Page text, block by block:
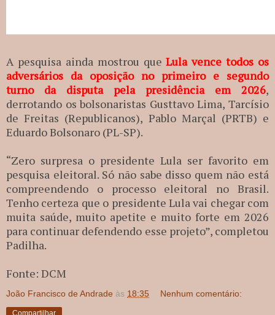
A pesquisa ainda mostrou queLula vence todos os
adversários da oposição no primeiro e segundo
turno da disputa pela presidência em 2026,
derrotando os bolsonaristas Gusttavo Lima, Tarcísio
de Freitas (Republicanos), Pablo Marçal (PRTB) e
Eduardo Bolsonaro (PL-SP).
“Zero surpresa o presidente Lula ser favorito em
pesquisa eleitoral. Só não sabe disso quem não está
compreendendo o processo eleitoral no Brasil.
Tenho certeza que o presidente Lula vai chegar com
muita saúde, muito apetite e muito forte em 2026
para continuar defendendo esse projeto”, completou
Padilha.
Fonte: DCM
João Francisco de Andrade às 18:35 Nenhum comentário:
Compartilhar